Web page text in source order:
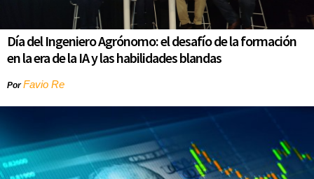
Día del Ingeniero Agrónomo: el desafío de la formación
en la era de la IA y las habilidades blandas
PorFavio Re